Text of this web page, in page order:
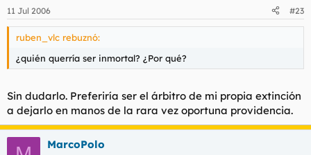
11 Jul 2006 #23
ruben_vlc rebuznó:
¿quién querría ser inmortal? ¿Por qué?
Sin dudarlo. Preferiría ser el árbitro de mi propia extinción
a dejarlo en manos de la rara vez oportuna providencia.
MarcoPolo